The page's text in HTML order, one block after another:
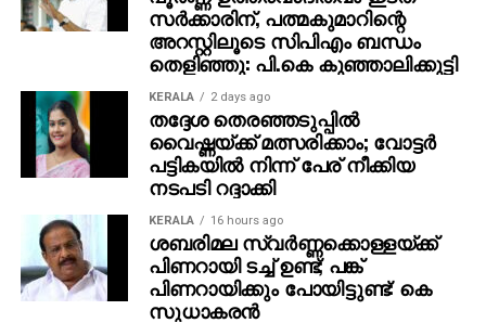
സര്‍ക്കാരിന്, പത്മകുമാറിന്റെ
അറസ്റ്റിലൂടെ സിപിഎം ബന്ധം
തെളിഞ്ഞു: പി.കെ കുഞ്ഞാലിക്കുട്ടി
KERALA 2 days ago
തദ്ദേശ തെരഞ്ഞടുപ്പില്‍
വൈഷ്ണയ്ക്ക് മത്സരിക്കാം; വോട്ടര്‍
പട്ടികയില്‍ നിന്ന് പേര് നീക്കിയ
നടപടി റദ്ദാക്കി
KERALA 16 hours ago
ശബരിമല സ്വര്‍ണ്ണക്കൊള്ളയ്ക്ക്
പിണറായി ടച്ച് ഉണ്ട്; പങ്ക്
പിണറായിക്കും പോയിട്ടുണ്ട്: കെ
സുധാകരന്‍